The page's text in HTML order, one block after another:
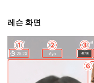
레슨 화면